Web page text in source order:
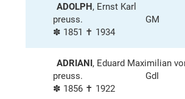
ADOLPH, Ernst Karl
preuss.
GM
✽ 1851 ✝ 1934
ADRIANI, Eduard Maximilian
preuss.
GdI
✽ 1856 ✝ 1922